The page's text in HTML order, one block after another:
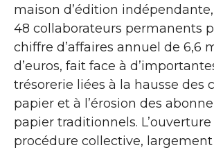
maison d’édition
48 collaborateurs permanents
chiffre d’affaires annuel de 6,6
d’euros, fait face à
trésorerie liées à la hausse des
papier et à l’érosion des
papier traditionnels.
procédure collective,